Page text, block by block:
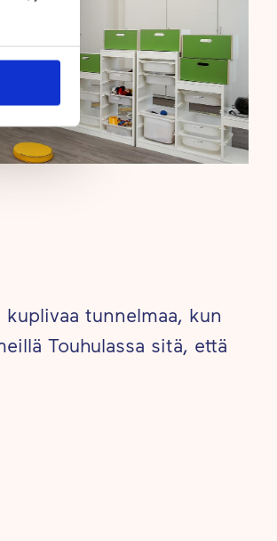
tunnelmaa, kun
Touhulassa sitä, että